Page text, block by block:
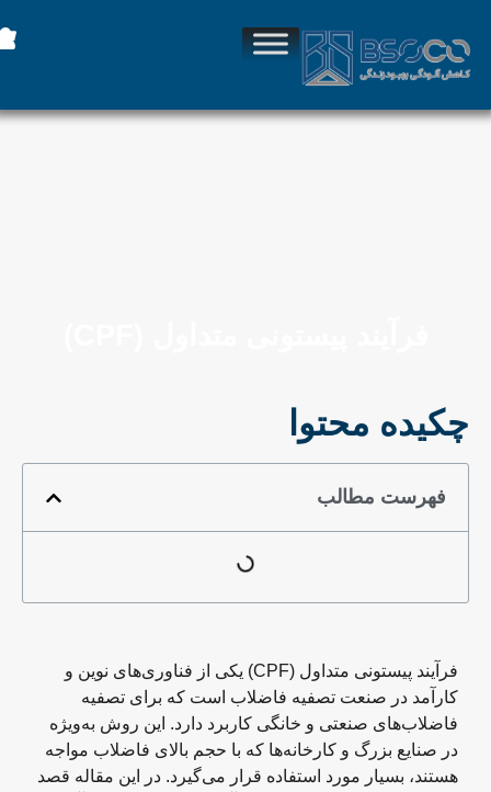
چکیده محتوا
فهرست مطالب
فرآیند پیستونی متداول (CPF) یکی از فناوری‌های نوین و
کارآمد در صنعت تصفیه فاضلاب است که برای تصفیه
فاضلاب‌های صنعتی و خانگی کاربرد دارد. این روش به‌ویژه
در صنایع بزرگ و کارخانه‌ها که با حجم بالای فاضلاب مواجه
هستند، بسیار مورد استفاده قرار می‌گیرد. در این مقاله قصد